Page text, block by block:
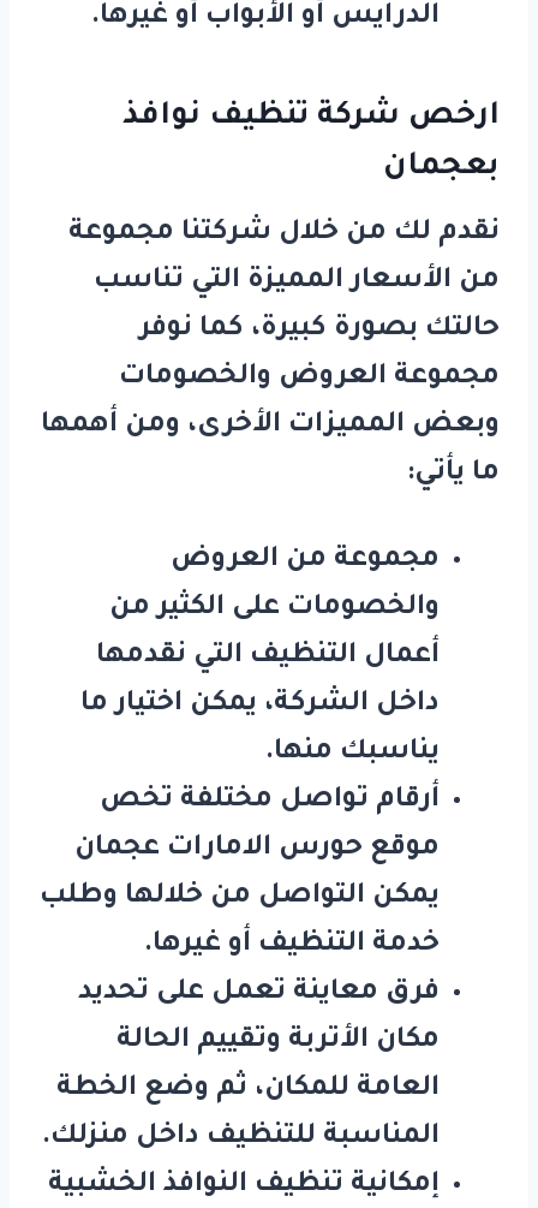
الدرايس أو الأبواب أو غيرها.
ارخص شركة تنظيف نوافذ
بعجمان
نقدم لك من خلال شركتنا مجموعة
من الأسعار المميزة التي تناسب
حالتك بصورة كبيرة، كما نوفر
مجموعة العروض والخصومات
وبعض المميزات الأخرى، ومن أهمها
ما يأتي:
مجموعة من العروض
والخصومات على الكثير من
أعمال التنظيف التي نقدمها
داخل الشركة، يمكن اختيار ما
يناسبك منها.
أرقام تواصل مختلفة تخص
موقع حورس الامارات عجمان
يمكن التواصل من خلالها وطلب
خدمة التنظيف أو غيرها.
فرق معاينة تعمل على تحديد
مكان الأتربة وتقييم الحالة
العامة للمكان، ثم وضع الخطة
المناسبة للتنظيف داخل منزلك.
إمكانية تنظيف النوافذ الخشبية